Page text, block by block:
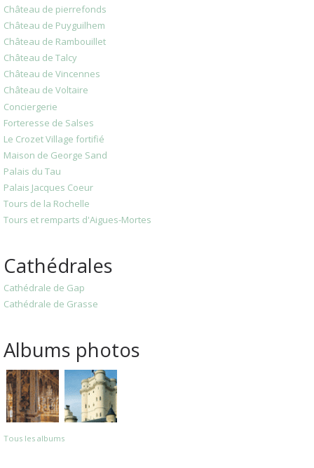
Château de pierrefonds
Château de Puyguilhem
Château de Rambouillet
Château de Talcy
Château de Vincennes
Château de Voltaire
Conciergerie
Forteresse de Salses
Le Crozet Village fortifié
Maison de George Sand
Palais du Tau
Palais Jacques Coeur
Tours de la Rochelle
Tours et remparts d'Aigues-Mortes
Cathédrales
Cathédrale de Gap
Cathédrale de Grasse
Albums photos
Tous les albums